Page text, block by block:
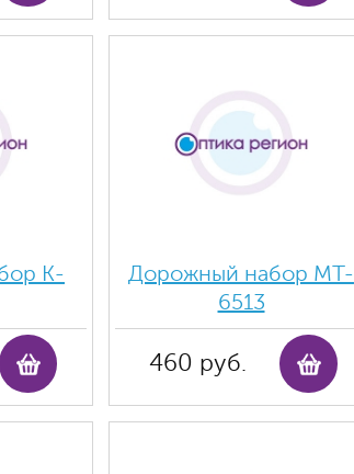
K-
Дорожный набор MT-
6513
460 руб.